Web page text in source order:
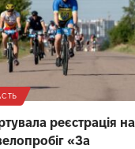
реєстрація на
«За